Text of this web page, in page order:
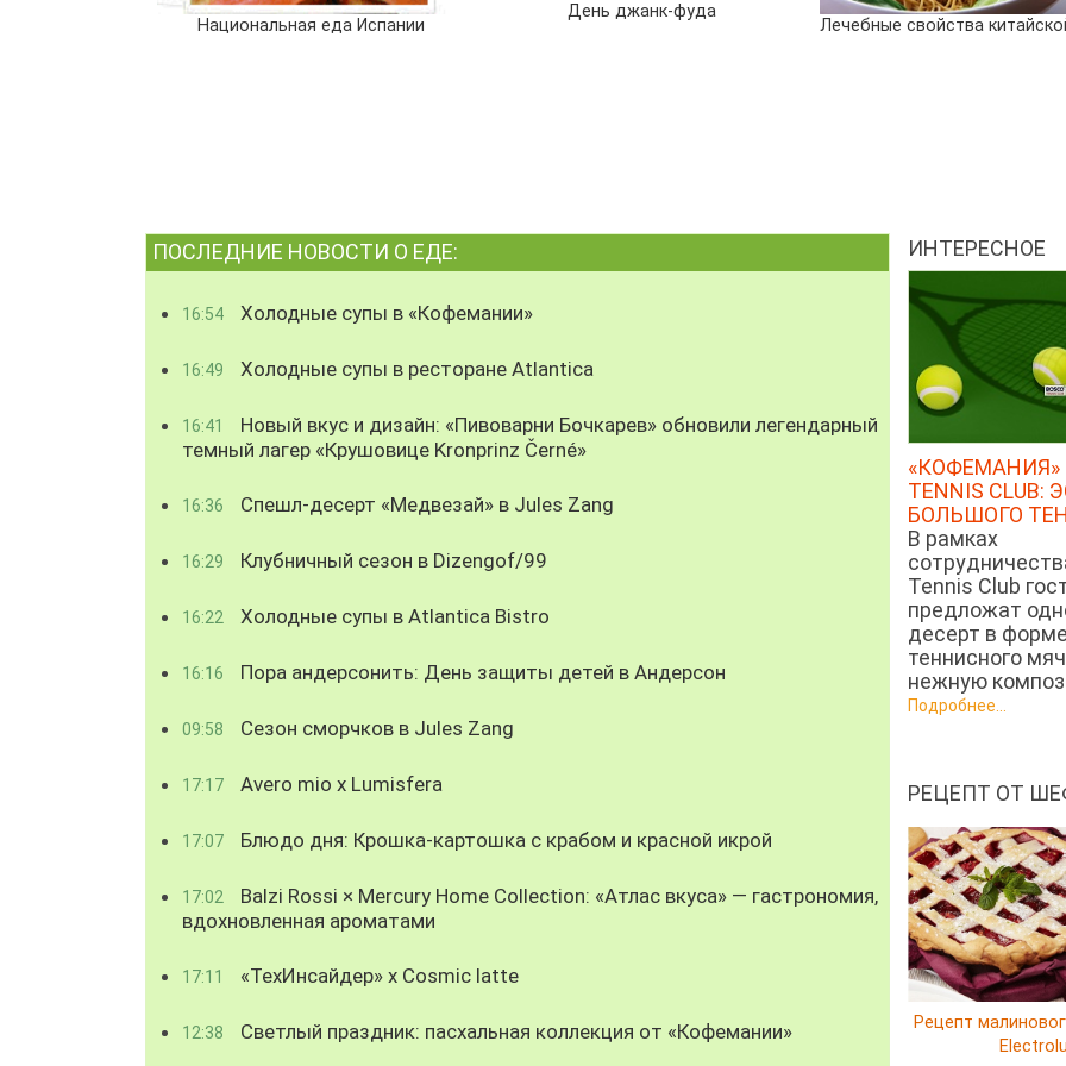
Национальная еда Испании
День джанк-фуда
Лечебные свойства
ПОСЛЕДНИЕ НОВОСТИ О ЕДЕ:
16:54 Холодные супы в «Кофемании»
16:49 Холодные супы в ресторане Atlantica
16:41
Новый вкус и дизайн: «Пивоварни Бочкарев» обновили легендарный
темный лагер «Крушовице Kronprinz Černé»
16:36 Спешл-десерт «Медвезай» в Jules Zang
16:29 Клубничный сезон в Dizengof/99
16:22 Холодные супы в Atlantica Bistro
16:16 Пора андерсонить: День защиты детей в Андерсон
09:58 Сезон сморчков в Jules Zang
17:17 Avero mio x Lumisfera
17:07 Блюдо дня: Крошка-картошка с крабом и красной икрой
17:02
Balzi Rossi × Mercury Home Collection: «Атлас вкуса» — гастрономия,
вдохновленная ароматами
17:11 «ТехИнсайдер» х Cosmic latte
12:38 Светлый праздник: пасхальная коллекция от «Кофемании»
ИНТЕРЕСНОЕ
«КОФЕМАНИЯ»
TENNIS CLUB:
БОЛЬШОГО
В рамках
Tennis Club
предложат
десерт в форме
теннисного
нежную
Подробнее...
РЕЦЕПТ ОТ
Рецепт